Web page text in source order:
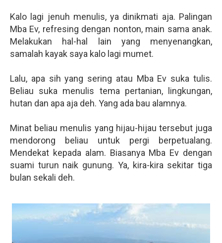
Kalo lagi jenuh menulis, ya dinikmati aja. Palingan
Mba Ev, refresing dengan nonton, main sama anak.
Melakukan hal-hal lain yang menyenangkan,
samalah kayak saya kalo lagi mumet.
Lalu, apa sih yang sering atau Mba Ev suka tulis.
Beliau suka menulis tema pertanian, lingkungan,
hutan dan apa aja deh. Yang ada bau alamnya.
Minat beliau menulis yang hijau-hijau tersebut juga
mendorong beliau untuk pergi berpetualang.
Mendekat kepada alam. Biasanya Mba Ev dengan
suami turun naik gunung. Ya, kira-kira sekitar tiga
bulan sekali deh.